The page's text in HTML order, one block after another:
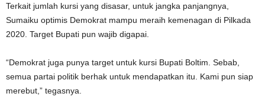
Terkait jumlah kursi yang disasar, untuk jangka panjangnya,
Sumaiku optimis Demokrat mampu meraih kemenagan di Pilkada
2020. Target Bupati pun wajib digapai.
“Demokrat juga punya target untuk kursi Bupati Boltim. Sebab,
semua partai politik berhak untuk mendapatkan itu. Kami pun siap
merebut,” tegasnya.